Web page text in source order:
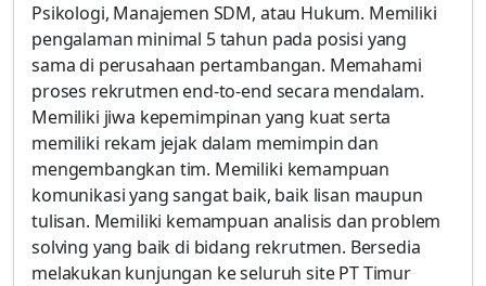
Psikologi, Manajemen SDM, atau Hukum. Memiliki
pengalaman minimal 5 tahun pada posisi yang
sama di perusahaan pertambangan. Memahami
proses rekrutmen end-to-end secara mendalam.
Memiliki jiwa kepemimpinan yang kuat serta
memiliki rekam jejak dalam memimpin dan
mengembangkan tim. Memiliki kemampuan
komunikasi yang sangat baik, baik lisan maupun
tulisan. Memiliki kemampuan analisis dan problem
solving yang baik di bidang rekrutmen. Bersedia
melakukan kunjungan ke seluruh site PT Timur